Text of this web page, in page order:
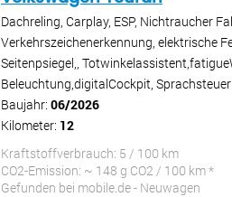
Dachreling, Carplay, ESP, Nichtraucher
Verkehrszeichenerkennung, elektrische
Seitenpsiegel,,
Beleuchtung,digitalCockpit,
Baujahr: 06/2026
Kilometer: 12
Kraftstoffverbrauch: 5 / 100 km
CO2-Emission: ~ 148 g CO2 / 100 km *
Gefunden bei mobile.de - Neuwagen